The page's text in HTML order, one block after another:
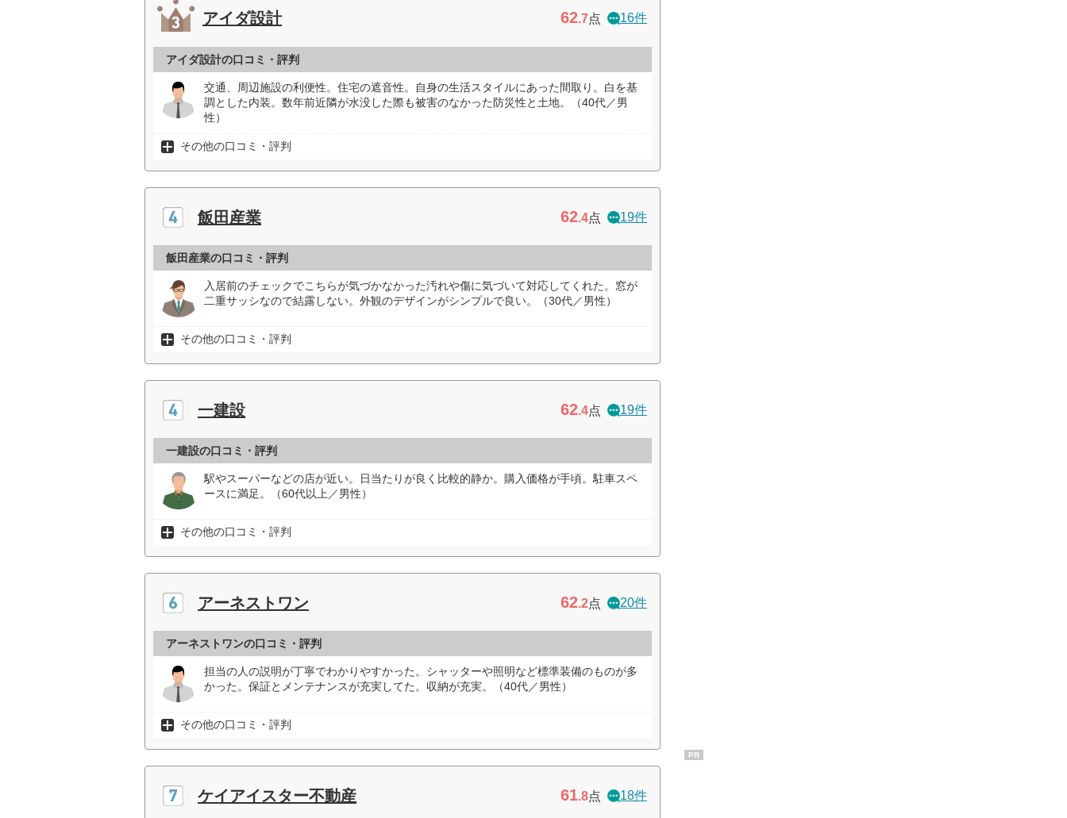
アイダ設計 62.7点 16件
アイダ設計の口コミ・評判
交通、周辺施設の利便性。住宅の遮音性。自身の生活スタイルにあった間取り。白を基
調とした内装。数年前近隣が水没した際も被害のなかった防災性と土地。（40代／男
性）
その他の口コミ・評判
飯田産業 62.4点 19件
飯田産業の口コミ・評判
入居前のチェックでこちらが気づかなかった汚れや傷に気づいて対応してくれた。窓が
二重サッシなので結露しない。外観のデザインがシンプルで良い。（30代／男性）
その他の口コミ・評判
一建設 62.4点 19件
一建設の口コミ・評判
駅やスーパーなどの店が近い。日当たりが良く比較的静か。購入価格が手頃。駐車スペ
ースに満足。（60代以上／男性）
その他の口コミ・評判
アーネストワン 62.2点 20件
アーネストワンの口コミ・評判
担当の人の説明が丁寧でわかりやすかった。シャッターや照明など標準装備のものが多
かった。保証とメンテナンスが充実してた。収納が充実。（40代／男性）
その他の口コミ・評判
ケイアイスター不動産 61.8点 18件
PR